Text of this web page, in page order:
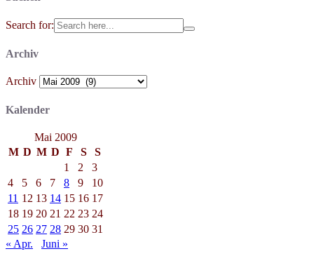
Search for:
Archiv
Archiv
Kalender
Mai 2009
M D M D F S
S
1
2
3
4
5 6 7 8 9
10
11 12 13 14 15 16 17
18 19 20 21 22 23 24
25 26 27 28 29 30 31
« Apr.
Juni »